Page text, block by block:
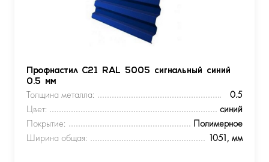
Профнастил С21 RAL 5005 сигнальный синий
0.5 мм
Толщина металла:
0.5
Цвет:
синий
Покрытие:
Полимерное
Ширина общая:
1051, мм